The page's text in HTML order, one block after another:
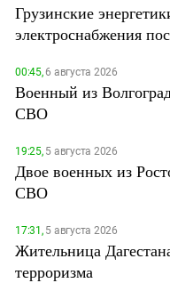
Грузинские
электроснабжения
00:45,6 августа 2026
Военный из
СВО
19:25,5 августа 2026
Двое военных из
СВО
17:31,5 августа 2026
Жительница
терроризма